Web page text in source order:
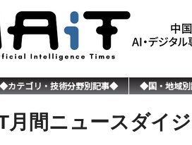
◆カテゴリ・技術分野別記事◆ ◆国・地域
月間ニュースダイ